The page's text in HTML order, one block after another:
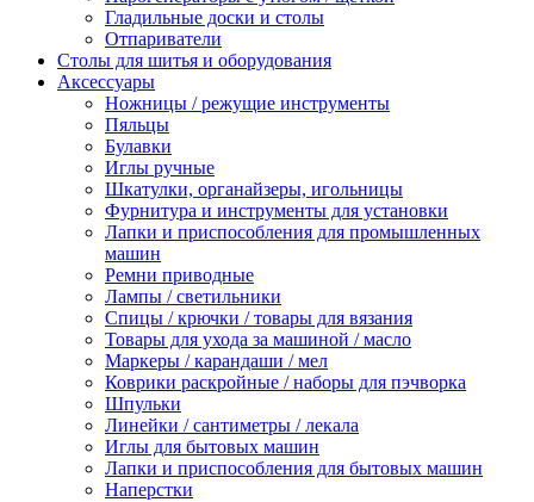
Гладильные доски и столы
Отпариватели
Столы для шитья и оборудования
Аксессуары
Ножницы / режущие инструменты
Пяльцы
Булавки
Иглы ручные
Шкатулки, органайзеры, игольницы
Фурнитура и инструменты для установки
Лапки и приспособления для промышленных
машин
Ремни приводные
Лампы / светильники
Спицы / крючки / товары для вязания
Товары для ухода за машиной / масло
Маркеры / карандаши / мел
Коврики раскройные / наборы для пэчворка
Шпульки
Линейки / сантиметры / лекала
Иглы для бытовых машин
Лапки и приспособления для бытовых машин
Наперстки